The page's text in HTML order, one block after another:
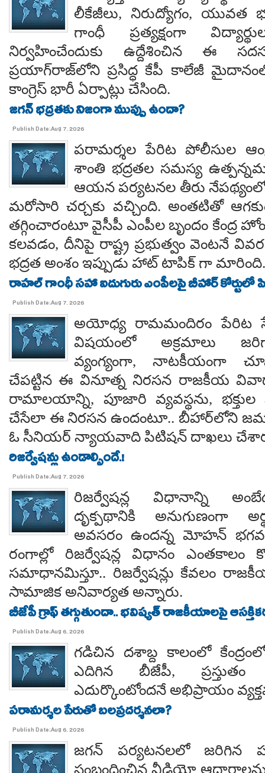
లీకేజీలు, నిరుద్యోగం, యువత
గాంధీ ప్రత్యక్షంగా
నిర్వహించేందుకు ఉద్దేశించిన ఈ
ప్రయాగ్‌రాజ్‌లోని ప్రసిద్ధ కేపీ కాలేజీ మైదానంలో
కాంగ్రెస్ భారీ ఏర్పాట్లు చేసింది.
జగన్ భద్రతకు నిజంగా ముప్పు ఉందా?
Publish Date:Aug 7, 2026
పరామర్శల పేరిట పోలీసుల
శాంతి భద్రతల సమస్య
ఆయన పర్యటనల తీరు నేపథ్యంలో
మరోసారి చర్చకు వచ్చింది. అంతటితో
తగ్గించారంటూ వైసీపీ ఎంపీల బృందం కేంద్ర
కలవడం, దీనిపై రాష్ట్ర ప్రభుత్వం వెంటనే
భద్రత అంశం ఇప్పుడు హాట్ టాపిక్ గా మారింది.
రాహల్ గాంధీ సహా ఐదుగురు ఎంపీలపై బీహార్ కోర్టులో
Publish Date:Aug 7, 2026
అయోధ్య రామమందిరం పేరిట
విషయంలో అక్రమాలు
వ్యంగ్యంగా, నాటకీయంగా
చేపట్టిన ఈ వినూత్న నిరసన రాజకీయ
రామాలయాన్ని, పూజారి వ్యవస్థను,
చేసేలా ఈ నిరసన ఉందంటూ.. బీహార్‌లోని
ఓ సీనియర్ న్యాయవాది పిటిషన్ దాఖలు
రిజర్వేషన్లు ఉండాల్సిందే.!
Publish Date:Aug 7, 2026
రిజర్వేషన్ల విధానాన్ని
దృక్పథానికి అనుగుణంగా
అవసరం ఉందన్న మోహన్
రంగాల్లో రిజర్వేషన్ల విధానం ఎంతకాలం
సమాధానమిస్తూ.. రిజర్వేషన్లు కేవలం
సామాజిక అనివార్యత అన్నారు.
బీజేపీ గ్రాఫ్ తగ్గుతుందా.. భవిష్యత్ రాజకీయాలపై
Publish Date:Aug 6, 2026
గడిచిన దశాబ్ద కాలంలో
ఎదిగిన బీజేపీ, ప్రస్తుతం
ఎదుర్కొంటోందనే అభిప్రాయం
పరామర్శల పేరుతో బలప్రదర్శనలా?
Publish Date:Aug 6, 2026
జగన్ పర్యటనలలో జరిగిన
సంబంధించిన వీడియో